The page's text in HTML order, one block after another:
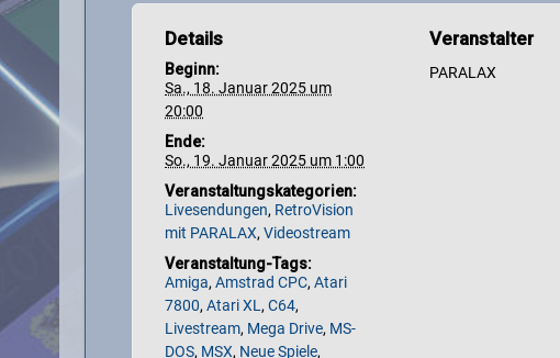
Details
Beginn:
Sa., 18. Januar 2025 um
20:00
Ende:
So., 19. Januar 2025 um 1:00
Veranstaltungskategorien:
Livesendungen, RetroVision
mit PARALAX,Videostream
Veranstaltung-Tags:
Amiga,Amstrad CPC,Atari
7800,Atari XL ,C64,
Livestream, Mega Drive, MS-
DOS, MSX, Neue Spiele,
Veranstalter
PARALAX